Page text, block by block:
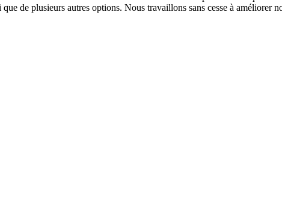
que de plusieurs autres options. Nous travaillons sans cesse à améliorer